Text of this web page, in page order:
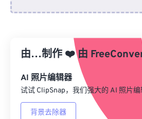
来自 Google
从 OneDrive
由…制作 ❤️由
AI 照片编辑器
试试 ClipSnap，我们强大的 AI 照片
背景去除器